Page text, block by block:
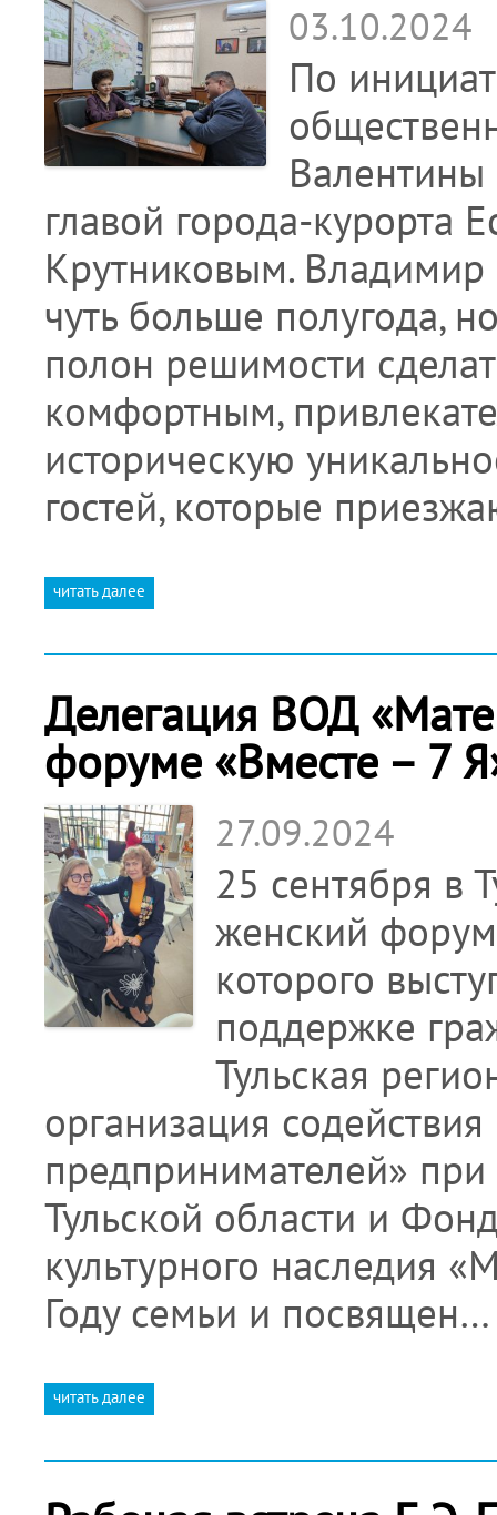
03.10.2024
По
Валентины
главой города-курорта
Крутниковым. Владимир
чуть больше полугода,
полон решимости
комфортным,
историческую
гостей, которые
читать далее
Делегация ВОД
форуме «Вместе – 7
27.09.2024
25 сентября в
женский
которого
поддержке
Тульская
организация
предпринимателей»
Тульской области и
культурного наследия
Году семьи и посвящен…
читать далее